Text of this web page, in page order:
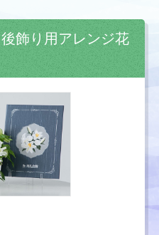
飾り用アレンジ花